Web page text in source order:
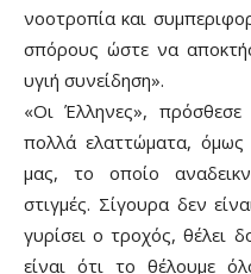
νοοτροπία και
σπόρους ώστε να
υγιή συνείδηση».
«Οι Έλληνες»,
πολλά ελαττώματα, όμως
μας, το οποίο
στιγμές. Σίγουρα δεν
γυρίσει ο τροχός, θέλει
είναι ότι το θέλουμε